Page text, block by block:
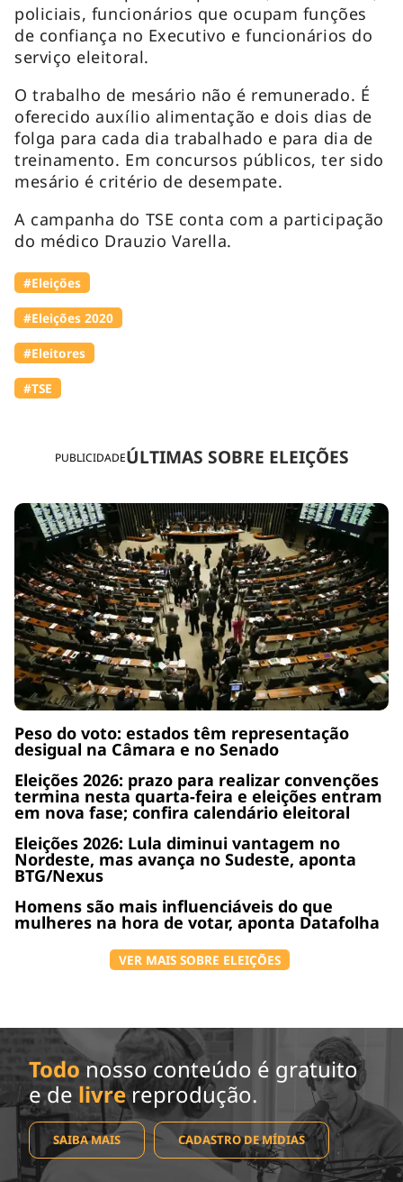
PUBLICIDADEÚLTIMAS SOBRE ELEIÇÕES
Peso do voto: estados têm representação
desigual na Câmara e no Senado
Eleições 2026: prazo para realizar convenções
termina nesta quarta-feira e eleições entram
em nova fase; confira calendário eleitoral
Eleições 2026: Lula diminui vantagem no
Nordeste, mas avança no Sudeste, aponta
BTG/Nexus
Homens são mais influenciáveis do que
mulheres na hora de votar, aponta Datafolha
VER MAIS SOBRE ELEIÇÕES
policiais, funcionários que ocupam funções
de confiança no Executivo e funcionários do
serviço eleitoral.
O trabalho de mesário não é remunerado. É
oferecido auxílio alimentação e dois dias de
folga para cada dia trabalhado e para dia de
treinamento. Em concursos públicos, ter sido
mesário é critério de desempate.
A campanha do TSE conta com a participação
do médico Drauzio Varella.
#Eleições
#Eleições 2020
#Eleitores
#TSE
Todo nosso conteúdo é gratuito
e de livrereprodução.
SAIBA MAIS CADASTRO DE MÍDIAS